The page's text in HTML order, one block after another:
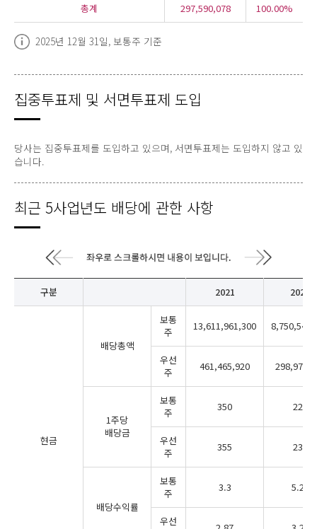
총계 297,590,078 100.00%
2025년 12월 31일, 보통주 기준
집중투표제 및 서면투표제 도입
당사는 집중투표제를 도입하고 있으며, 서면투표제는 도입하지 않고 있
습니다.
최근 5사업년도 배당에 관한 사항
구분 2021 2022
현금
배당총액
보통
주
13,611,961,300
우선
주
461,465,920
1주당
배당금
보통
주
350 225
우선
주
355 230
배당수익률
보통
주
3.3 5.28
우선